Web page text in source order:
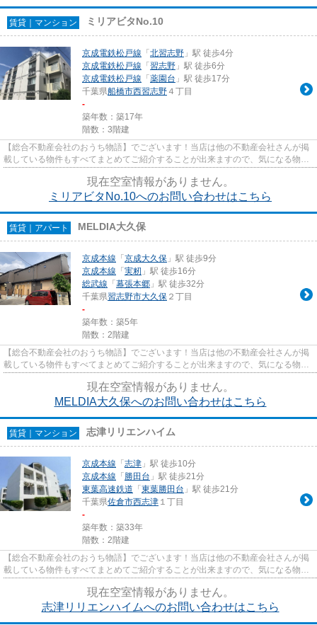
賃貸｜マンション ミリアビタNo.10
京成電鉄松戸線 「 北習志野 」駅 徒歩4分
京成電鉄松戸線 「 習志野 」駅 徒歩6分
京成電鉄松戸線 「 薬園台 」駅 徒歩17分
千葉県船橋市西習志野 ４丁目
-
築年数：築17年
階数：3階建
【総合不動産会社のおうち物語】でございます！当店は他の不動産会社さんが掲
載している物件もすべてまとめてご紹介することが出来ますので、気になる物件
現在空室情報がありません。
ミリアビタNo.10へのお問い合わせはこちら
賃貸｜アパート MELDIA大久保
京成本線 「 京成大久保 」駅 徒歩9分
京成本線 「 実籾 」駅 徒歩16分
総武線 「 幕張本郷 」駅 徒歩32分
千葉県習志野市大久保 ２丁目
-
築年数：築5年
階数：2階建
【総合不動産会社のおうち物語】でございます！当店は他の不動産会社さんが掲
載している物件もすべてまとめてご紹介することが出来ますので、気になる物件
現在空室情報がありません。
MELDIA大久保へのお問い合わせはこちら
賃貸｜マンション 志津リリエンハイム
京成本線 「 志津 」駅 徒歩10分
京成本線 「 勝田台 」駅 徒歩21分
東葉高速鉄道 「 東葉勝田台 」駅 徒歩21分
千葉県佐倉市西志津 １丁目
-
築年数：築33年
階数：2階建
【総合不動産会社のおうち物語】でございます！当店は他の不動産会社さんが掲
載している物件もすべてまとめてご紹介することが出来ますので、気になる物件
現在空室情報がありません。
志津リリエンハイムへのお問い合わせはこちら